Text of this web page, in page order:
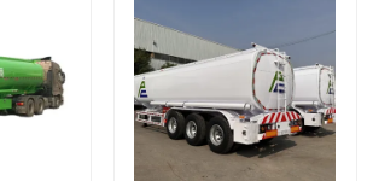
do zrzucania odpadów